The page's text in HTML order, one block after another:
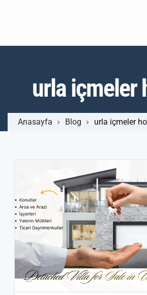
urla içmeler
Anasayfa Blog urla içmeler